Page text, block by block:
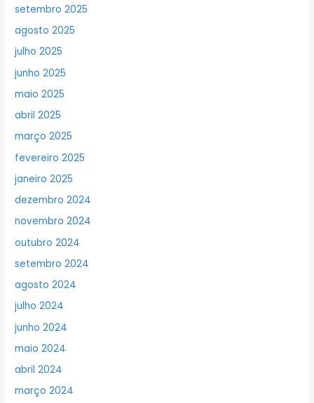
setembro 2025
agosto 2025
julho 2025
junho 2025
maio 2025
abril 2025
março 2025
fevereiro 2025
janeiro 2025
dezembro 2024
novembro 2024
outubro 2024
setembro 2024
agosto 2024
julho 2024
junho 2024
maio 2024
abril 2024
março 2024